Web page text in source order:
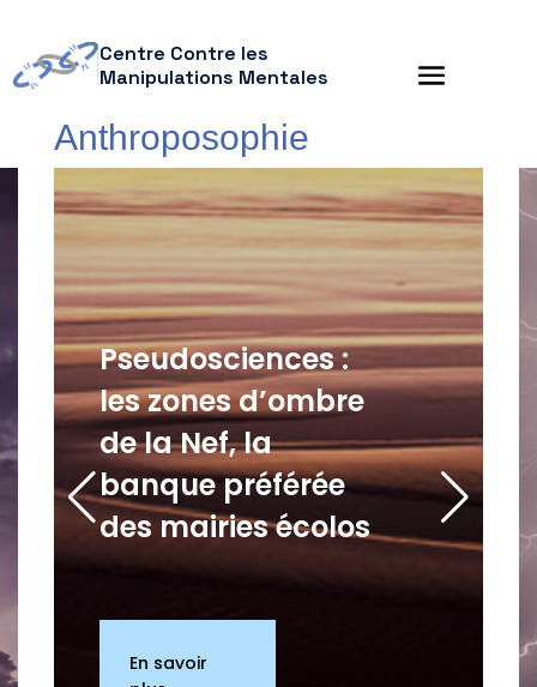
Centre Contre les
Manipulations Mentales
Anthroposophie
Pseudosciences :
les zones d’ombre
de la Nef, la
banque préférée
des mairies écolos
En savoir